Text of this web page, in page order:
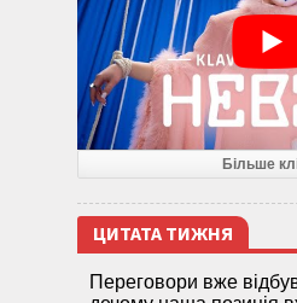
Більше
ЦИТАТА ТИЖНЯ
Переговори вже